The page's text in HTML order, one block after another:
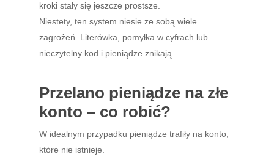
kroki stały się jeszcze prostsze.
Niestety, ten system niesie ze sobą wiele
zagrożeń. Literówka, pomyłka w cyfrach lub
nieczytelny kod i pieniądze znikają.
Przelano pieniądze na złe
konto – co robić?
W idealnym przypadku pieniądze trafiły na konto,
które nie istnieje.